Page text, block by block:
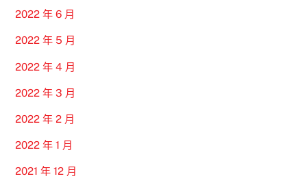
2022 年 6 月
2022 年 5 月
2022 年 4 月
2022 年 3 月
2022 年 2 月
2022 年 1 月
2021 年 12 月